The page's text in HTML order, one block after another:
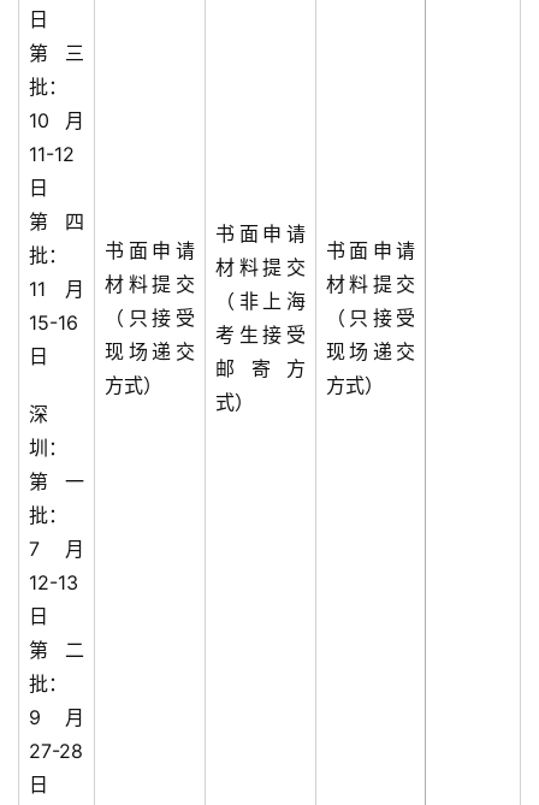
日
第三
批：
10月
11-12
日
第四
批：
11月
15-16
日
深
圳：
第一
批：
7月
12-13
日
第二
批：
9月
27-28
日
书面申请
材料提交
（只接受
现场递交
方式）
书面申请
材料提交
（非上海
考生接受
邮寄方
式）
书面申请
材料提交
（只接受
现场递交
方式）